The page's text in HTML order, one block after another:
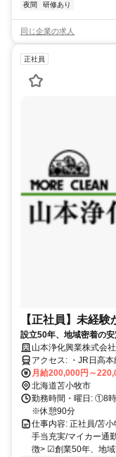
夜間
研修あり
同じ企業の求人
正社員
【正社員】未経
設立50年、地域密着の
山本浄化興業株式会社
アクセス: ・JR日高本線「勇払駅」より徒歩約10分 ・JR室蘭本線・
千歳線・日高本線「
所」バス停より徒歩
8分 ・道央自動車道「苫小
（マイカー通勤OK）
月給200,000円～
北海道苫小牧市
勤務時間・曜日: ①8
※休憩90分
仕事内容: 正社員/苫
手当充実/マイカー通
徴> ☑創業50年、地